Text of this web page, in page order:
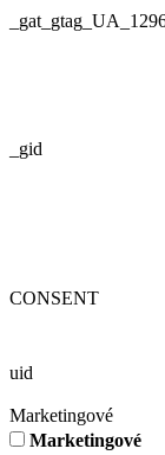
_gid
CONSENT
uid
Marketingové
Marketingové